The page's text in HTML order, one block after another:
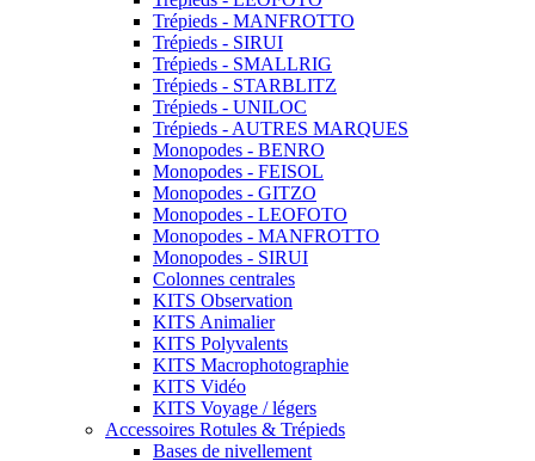
Trépieds - MANFROTTO
Trépieds - SIRUI
Trépieds - SMALLRIG
Trépieds - STARBLITZ
Trépieds - UNILOC
Trépieds - AUTRES MARQUES
Monopodes - BENRO
Monopodes - FEISOL
Monopodes - GITZO
Monopodes - LEOFOTO
Monopodes - MANFROTTO
Monopodes - SIRUI
Colonnes centrales
KITS Observation
KITS Animalier
KITS Polyvalents
KITS Macrophotographie
KITS Vidéo
KITS Voyage / légers
Accessoires Rotules & Trépieds
Bases de nivellement